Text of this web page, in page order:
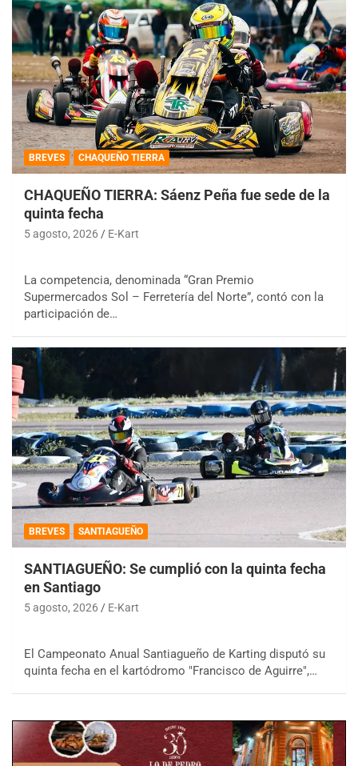
BREVES CHAQUEÑO TIERRA
CHAQUEÑO TIERRA: Sáenz Peña fue sede de la
quinta fecha
5 agosto, 2026 E-Kart
La competencia, denominada “Gran Premio
Supermercados Sol – Ferretería del Norte”, contó con la
participación de…
BREVES SANTIAGUEÑO
SANTIAGUEÑO: Se cumplió con la quinta fecha
en Santiago
5 agosto, 2026 E-Kart
El Campeonato Anual Santiagueño de Karting disputó su
quinta fecha en el kartódromo "Francisco de Aguirre",…